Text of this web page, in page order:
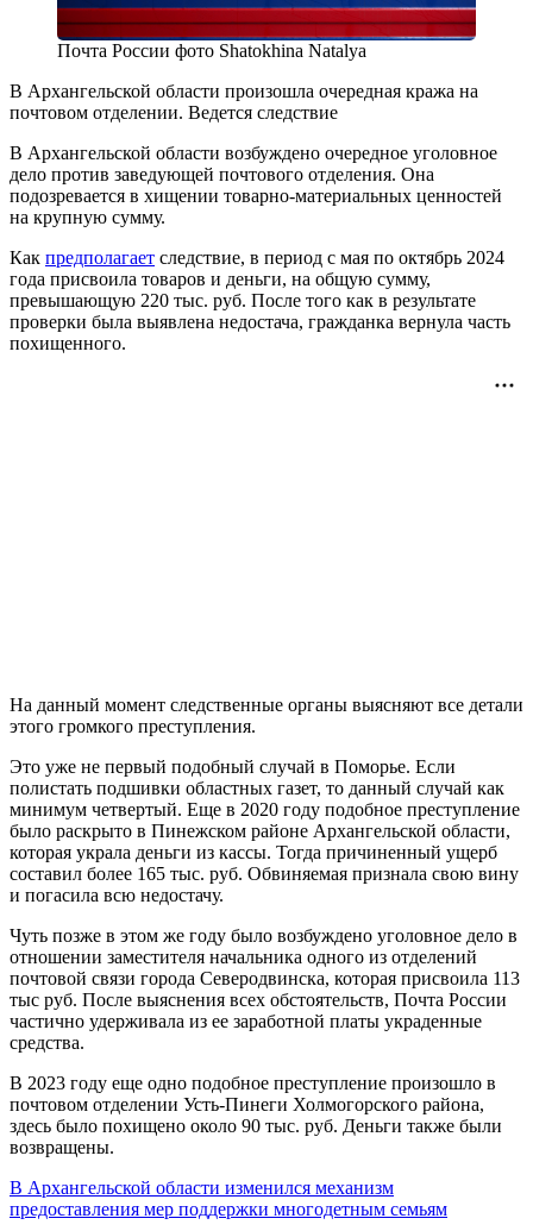
Почта России фото Shatokhina Natalya
В Архангельской области произошла очередная кража на
почтовом отделении. Ведется следствие
В Архангельской области возбуждено очередное уголовное
дело против заведующей почтового отделения. Она
подозревается в хищении товарно-материальных ценностей
на крупную сумму.
Как предполагает следствие, в период с мая по октябрь 2024
года присвоила товаров и деньги, на общую сумму,
превышающую 220 тыс. руб. После того как в результате
проверки была выявлена недостача, гражданка вернула часть
похищенного.
На данный момент следственные органы выясняют все детали
этого громкого преступления.
Это уже не первый подобный случай в Поморье. Если
полистать подшивки областных газет, то данный случай как
минимум четвертый. Еще в 2020 году подобное преступление
было раскрыто в Пинежском районе Архангельской области,
которая украла деньги из кассы. Тогда причиненный ущерб
составил более 165 тыс. руб. Обвиняемая признала свою вину
и погасила всю недостачу.
Чуть позже в этом же году было возбуждено уголовное дело в
отношении заместителя начальника одного из отделений
почтовой связи города Северодвинска, которая присвоила 113
тыс руб. После выяснения всех обстоятельств, Почта России
частично удерживала из ее заработной платы украденные
средства.
В 2023 году еще одно подобное преступление произошло в
почтовом отделении Усть-Пинеги Холмогорского района,
здесь было похищено около 90 тыс. руб. Деньги также были
возвращены.
В Архангельской области изменился механизм
предоставления мер поддержки многодетным семьям